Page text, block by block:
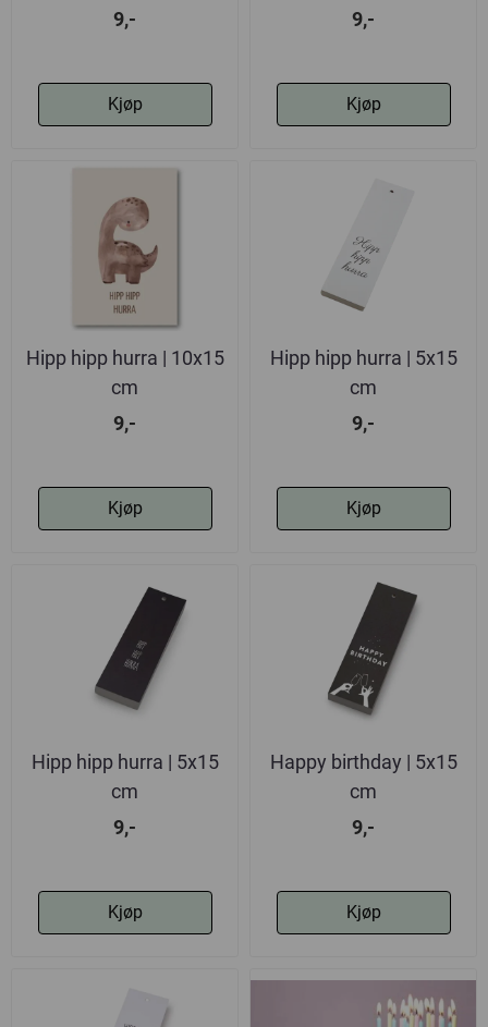
9,-
Kjøp
9,-
Kjøp
Hipp hipp hurra | 10x15
cm
9,-
Kjøp
Hipp hipp hurra | 5x15
cm
9,-
Kjøp
Hipp hipp hurra | 5x15
cm
9,-
Kjøp
Happy birthday | 5x15
cm
9,-
Kjøp